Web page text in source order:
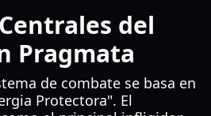
del
Pragmata
de combate se basa en
Protectora". El